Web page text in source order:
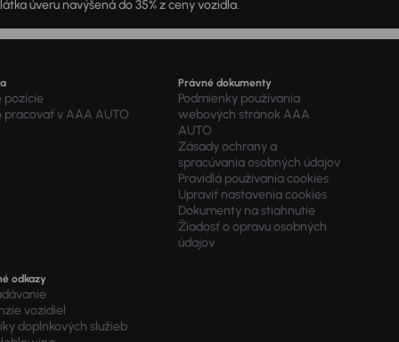
úveru navýšená do 35% z ceny vozidla.
pozície
pracovať v AAA AUTO
Právné dokumenty
Podmienky používania
webových stránok AAA
AUTO
Zásady ochrany a
spracúvania osobných údajov
Pravidlá používania cookies
Upraviť nastavenia cookies
Dokumenty na stiahnutie
Žiadosť o opravu osobných
údajov
odkazy
vozidiel
doplnkových služieb